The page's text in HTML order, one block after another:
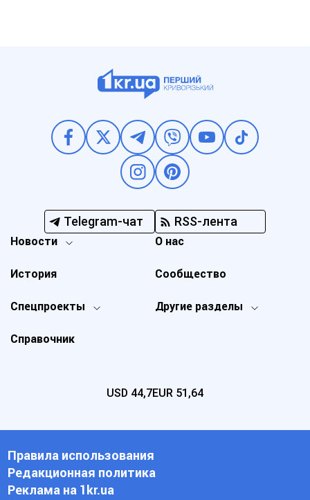
Telegram-чат RSS-лента
Новости
Спецпроекты Другие разделы
История
О нас
Справочник
Сообщество
USD 44,7EUR 51,64
Правила использования
Редакционная политика
Реклама на 1kr.ua